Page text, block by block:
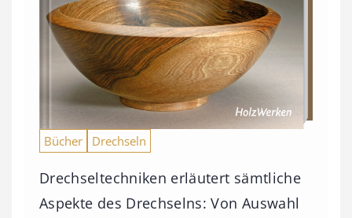
Bücher Drechseln
Drechseltechniken erläutert sämtliche
Aspekte des Drechselns: Von Auswahl